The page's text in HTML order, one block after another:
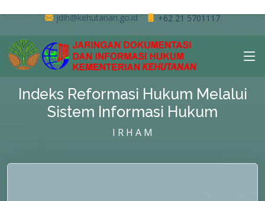
jdih@kehutanan.go.id +62 21 5701117
Indeks Reformasi Hukum Melalui
Sistem Informasi Hukum
I R H A M